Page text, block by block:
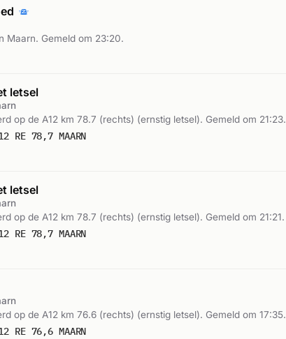
Maarn. Gemeld om 23:20.
letsel
op de A12 km 78.7 (rechts) (ernstig letsel). Gemeld om 21:23.
RE 78,7 MAARN
letsel
op de A12 km 78.7 (rechts) (ernstig letsel). Gemeld om 21:21.
RE 78,7 MAARN
op de A12 km 76.6 (rechts) (ernstig letsel). Gemeld om 17:35.
RE 76,6 MAARN